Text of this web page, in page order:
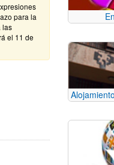
para la
las
el 11 de
Use TAB para